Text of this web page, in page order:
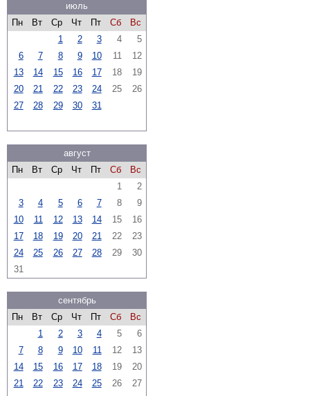
июль
Пн
Вт Ср Чт Пт Сб
Вс
1
2 3 4
5
6
7 8 9 10 11
12
13
14 15 16 17 18
19
20
21 22 23 24 25
26
27
28 29 30 31
август
Пн
Вт Ср Чт Пт Сб
Вс
1
2
3
4 5 6 7 8
9
10
11 12 13 14 15
16
17
18 19 20 21 22
23
24
25 26 27 28 29
30
31
сентябрь
Пн
Вт Ср Чт Пт Сб
Вс
1
2 3 4 5
6
7
8 9 10 11 12
13
14
15 16 17 18 19
20
21
22 23 24 25 26
27